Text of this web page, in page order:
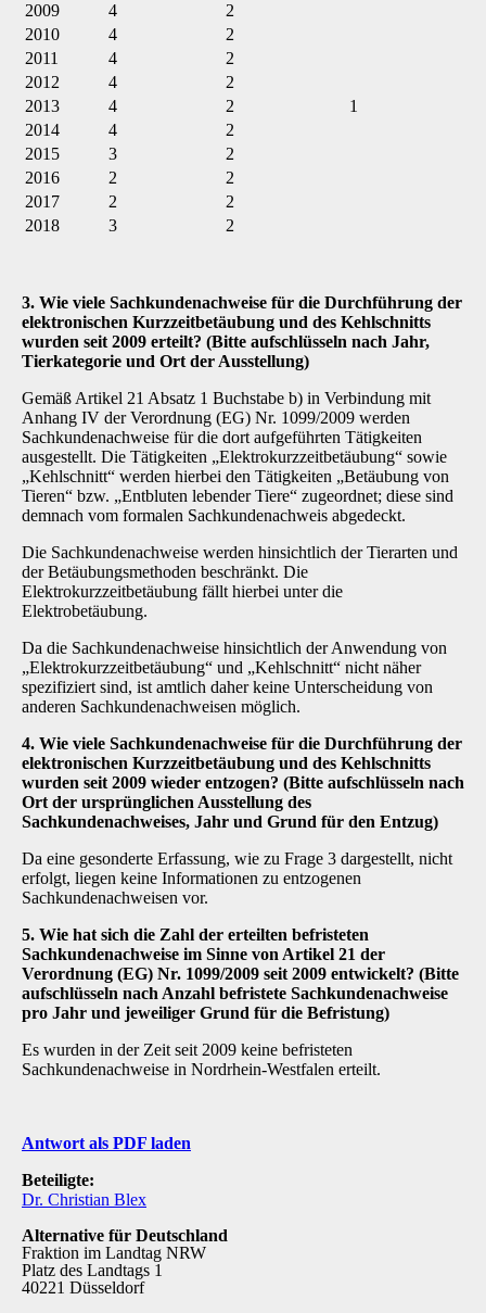
2009
4
2
2010
4
2
2011
4
2
2012
4
2
2013
4 2
1
2014
4
2
2015
3
2
2016
2
2
2017
2
2
2018
3 2
3. Wie viele Sachkundenachweise für die Durchführung der
elektronischen Kurzzeitbetäubung und des Kehlschnitts
wurden seit 2009 erteilt? (Bitte aufschlüsseln nach Jahr,
Tierkategorie und Ort der Ausstellung)
Gemäß Artikel 21 Absatz 1 Buchstabe b) in Verbindung mit
Anhang IV der Verordnung (EG) Nr. 1099/2009 werden
Sachkundenachweise für die dort aufgeführten Tätigkeiten
ausgestellt. Die Tätigkeiten „Elektrokurzzeitbetäubung“ sowie
„Kehlschnitt“ werden hierbei den Tätigkeiten „Betäubung von
Tieren“ bzw. „Entbluten lebender Tiere“ zugeordnet; diese sind
demnach vom formalen Sachkundenachweis abgedeckt.
Die Sachkundenachweise werden hinsichtlich der Tierarten und
der Betäubungsmethoden beschränkt. Die
Elektrokurzzeitbetäubung fällt hierbei unter die
Elektrobetäubung.
Da die Sachkundenachweise hinsichtlich der Anwendung von
„Elektrokurzzeitbetäubung“ und „Kehlschnitt“ nicht näher
spezifiziert sind, ist amtlich daher keine Unterscheidung von
anderen Sachkundenachweisen möglich.
4. Wie viele Sachkundenachweise für die Durchführung der
elektronischen Kurzzeitbetäubung und des Kehlschnitts
wurden seit 2009 wieder entzogen? (Bitte aufschlüsseln nach
Ort der ursprünglichen Ausstellung des
Sachkundenachweises, Jahr und Grund für den Entzug)
Da eine gesonderte Erfassung, wie zu Frage 3 dargestellt, nicht
erfolgt, liegen keine Informationen zu entzogenen
Sachkundenachweisen vor.
5. Wie hat sich die Zahl der erteilten befristeten
Sachkundenachweise im Sinne von Artikel 21 der
Verordnung (EG) Nr. 1099/2009 seit 2009 entwickelt? (Bitte
aufschlüsseln nach Anzahl befristete Sachkundenachweise
pro Jahr und jeweiliger Grund für die Befristung)
Es wurden in der Zeit seit 2009 keine befristeten
Sachkundenachweise in Nordrhein-Westfalen erteilt.
Antwort als PDF laden
Beteiligte:
Dr. Christian Blex
Alternative für Deutschland
Fraktion im Landtag NRW
Platz des Landtags 1
40221 Düsseldorf